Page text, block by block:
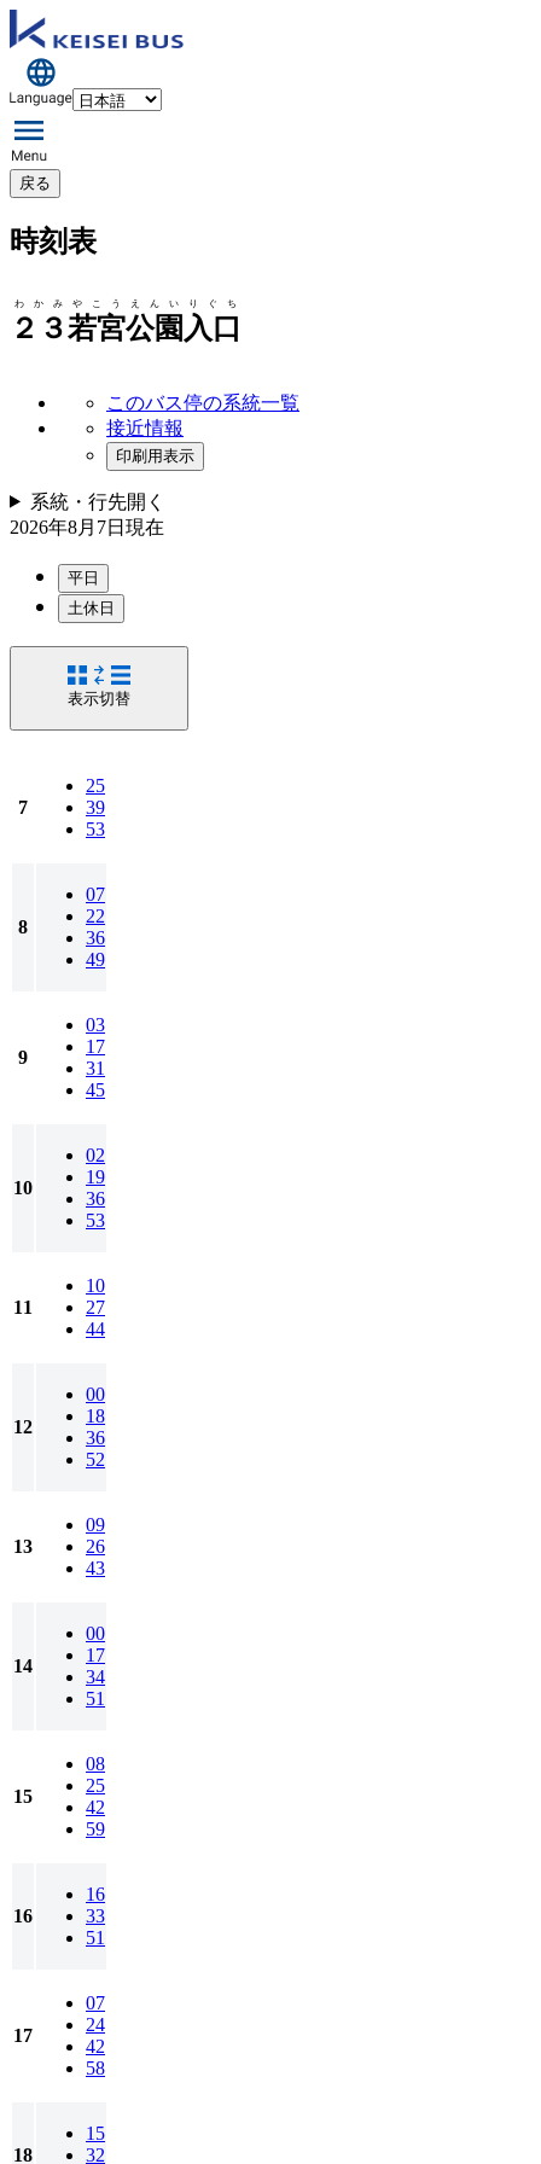
戻る
時刻表
２３若宮公園入口
わかみやこうえんいりぐち
このバス停の系統一覧
接近情報
印刷用表示
系統・行先開く
2026年8月7日 現在
平日
土休日
表示切替
7
25
39
53
8
07
22
36
49
9
03
17
31
45
10
02
19
36
53
11
10
27
44
12
00
18
36
52
13
09
26
43
14
00
17
34
51
15
08
25
42
59
16
16
33
51
17
07
24
42
58
18
15
32